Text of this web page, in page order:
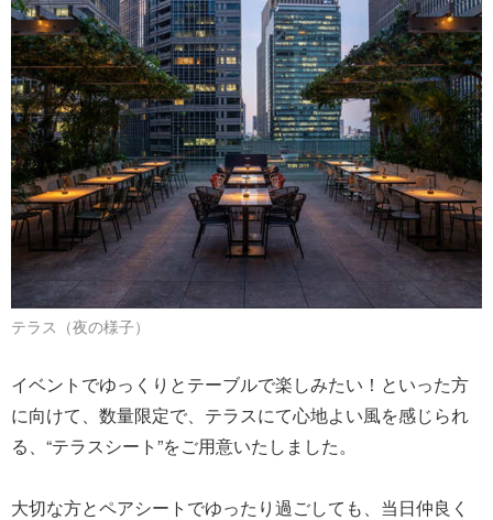
テラス（夜の様子）
イベントでゆっくりとテーブルで楽しみたい！といった方
に向けて、数量限定で、テラスにて心地よい風を感じられ
る、“テラスシート”をご用意いたしました。
大切な方とペアシートでゆったり過ごしても、当日仲良く